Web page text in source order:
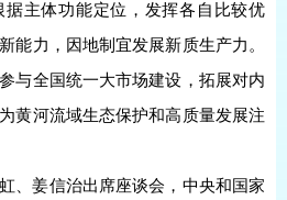
主体功能定位，发挥各自比较优
能力，因地制宜发展新质生产力。
与全国统一大市场建设，拓展对内
黄河流域生态保护和高质量发展注
、姜信治出席座谈会，中央和国家